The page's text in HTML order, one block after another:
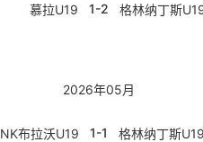
慕拉U19 1-2 格林纳丁斯
2026年05月
NK布拉沃U19 1-1 格林纳丁斯U19